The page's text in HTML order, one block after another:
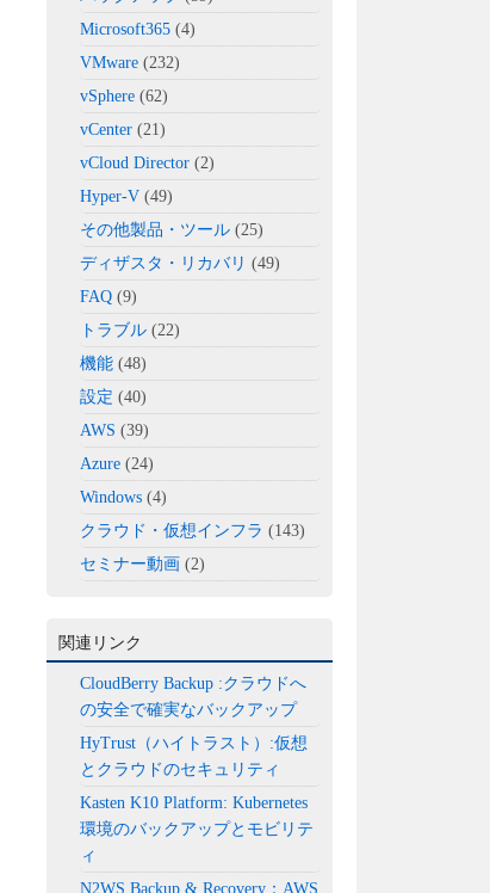
Microsoft365 (4)
VMware (232)
vSphere (62)
vCenter (21)
vCloud Director (2)
Hyper-V (49)
その他製品・ツール (25)
ディザスタ・リカバリ (49)
FAQ (9)
トラブル (22)
機能 (48)
設定 (40)
AWS (39)
Azure (24)
Windows (4)
クラウド・仮想インフラ (143)
セミナー動画 (2)
関連リンク
CloudBerry Backup :クラウドへ
の安全で確実なバックアップ
HyTrust（ハイトラスト）:仮想
とクラウドのセキュリティ
Kasten K10 Platform: Kubernetes
環境のバックアップとモビリテ
ィ
N2WS Backup & Recovery：AWS